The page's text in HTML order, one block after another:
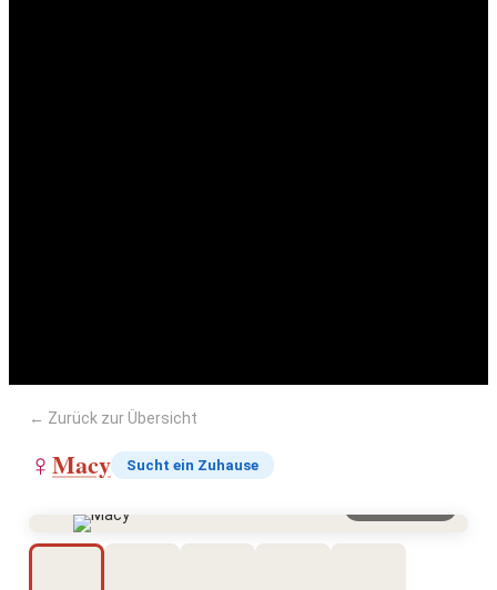
← Zurück zur Übersicht
♀Macy Sucht ein Zuhause